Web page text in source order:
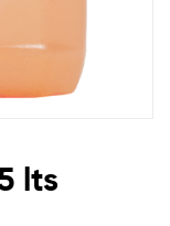
lts